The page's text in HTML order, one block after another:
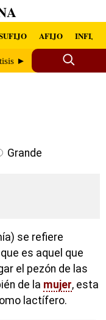
AFIJO INFIJO
►
Grande
se refiere
que es aquel que
el pezón de las
de la mujer, esta
lactífero.